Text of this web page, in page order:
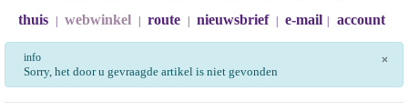
thuis webwinkel route nieuwsbrief e-mail account
×
info
Sorry, het door u gevraagde artikel is niet gevonden